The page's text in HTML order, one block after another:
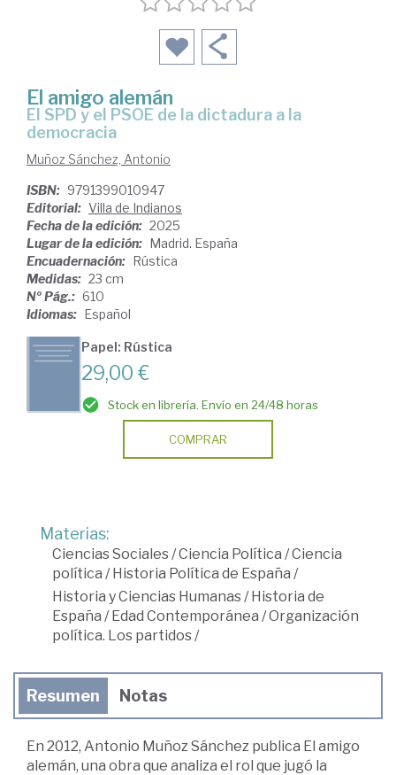
El amigo alemán
El SPD y el PSOE de la dictadura a la
democracia
Muñoz Sánchez, Antonio
ISBN: 9791399010947
Editorial: Villa de Indianos
Fecha de la edición: 2025
Lugar de la edición: Madrid. España
Encuadernación: Rústica
Medidas: 23 cm
Nº Pág.: 610
Idiomas: Español
Papel: Rústica
29,00 €
Stock en librería. Envío en 24/48 horas
COMPRAR
Materias:
Ciencias Sociales /Ciencia Política /Ciencia
política /Historia Política de España /
Historia y Ciencias Humanas /Historia de
España /Edad Contemporánea /Organización
política. Los partidos /
Resumen Notas
En 2012, Antonio Muñoz Sánchez publica El amigo
alemán, una obra que analiza el rol que jugó la